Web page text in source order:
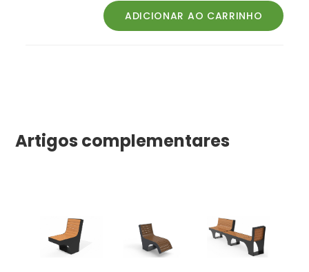
Artigos complementares